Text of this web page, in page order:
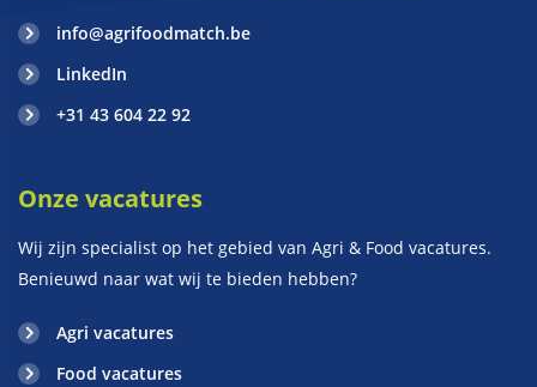
info@agrifoodmatch.be
LinkedIn
+31 43 604 22 92
Onze vacatures
Wij zijn specialist op het gebied van Agri & Food vacatures.
Benieuwd naar wat wij te bieden hebben?
Agri vacatures
Food vacatures